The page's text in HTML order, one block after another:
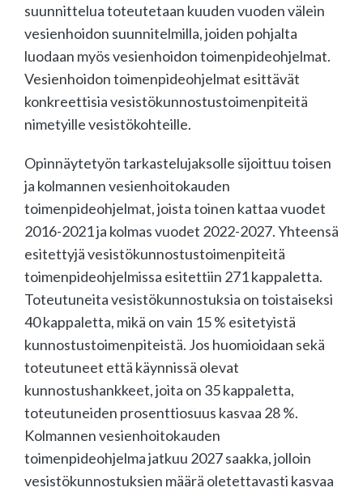
suunnittelua toteutetaan kuuden vuoden välein
vesienhoidon suunnitelmilla, joiden pohjalta
luodaan myös vesienhoidon toimenpideohjelmat.
Vesienhoidon toimenpideohjelmat esittävät
konkreettisia vesistökunnostustoimenpiteitä
nimetyille vesistökohteille.
Opinnäytetyön tarkastelujaksolle sijoittuu toisen
ja kolmannen vesienhoitokauden
toimenpideohjelmat, joista toinen kattaa vuodet
2016-2021 ja kolmas vuodet 2022-2027. Yhteensä
esitettyjä vesistökunnostustoimenpiteitä
toimenpideohjelmissa esitettiin 271 kappaletta.
Toteutuneita vesistökunnostuksia on toistaiseksi
40 kappaletta, mikä on vain 15 % esitetyistä
kunnostustoimenpiteistä. Jos huomioidaan sekä
toteutuneet että käynnissä olevat
kunnostushankkeet, joita on 35 kappaletta,
toteutuneiden prosenttiosuus kasvaa 28 %.
Kolmannen vesienhoitokauden
toimenpideohjelma jatkuu 2027 saakka, jolloin
vesistökunnostuksien määrä oletettavasti kasvaa